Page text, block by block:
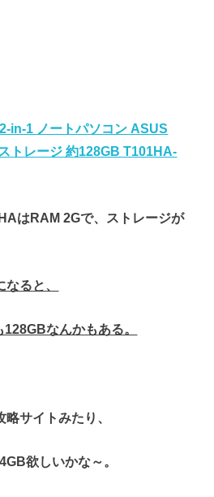
in-1 ノートパソコン ASUS
レージ 約128GB T101HA-
はRAM 2Gで、ストレージが
ると、
なんかもある。
サイトみたり、
欲しいかな～。